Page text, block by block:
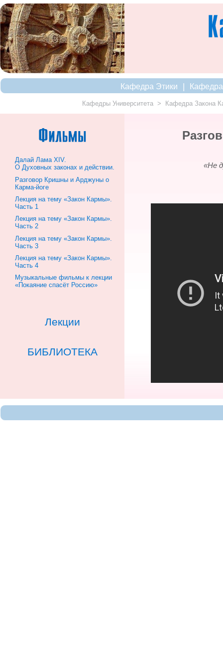
Кафедра Этики |
Кафедры Университета> Кафедра Закона
Далай Лама XIV.
О Духовных законах и действии.
Разговор Кришны и Арджуны о
Карма-йоге
Лекция на тему «Закон Кармы».
Часть 1
Лекция на тему «Закон Кармы».
Часть 2
Лекция на тему «Закон Кармы».
Часть 3
Лекция на тему «Закон Кармы».
Часть 4
Музыкальные фильмы к лекции
«Покаяние спасёт Россию»
Лекции
БИБЛИОТЕКА
«Не